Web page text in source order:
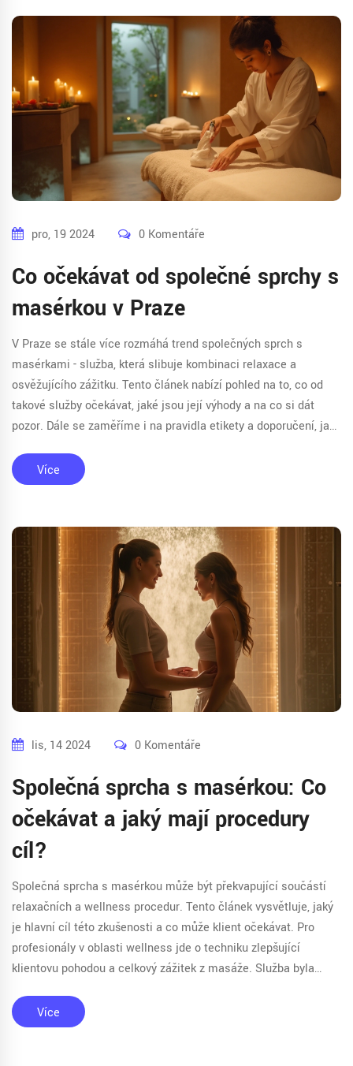
pro, 19 2024 0 Komentáře
Co očekávat od společné sprchy s
masérkou v Praze
V Praze se stále více rozmáhá trend společných sprch s
masérkami - služba, která slibuje kombinaci relaxace a
osvěžujícího zážitku. Tento článek nabízí pohled na to, co od
takové služby očekávat, jaké jsou její výhody a na co si dát
pozor. Dále se zaměříme i na pravidla etikety a doporučení, jak
aspekty tohoto moderního způsobu odpočinku.
Více
lis, 14 2024 0 Komentáře
Společná sprcha s masérkou: Co
očekávat a jaký mají procedury
cíl?
Společná sprcha s masérkou může být překvapující součástí
relaxačních a wellness procedur. Tento článek vysvětluje, jaký
je hlavní cíl této zkušenosti a co může klient očekávat. Pro
profesionály v oblasti wellness jde o techniku zlepšující
klientovu pohodou a celkový zážitek z masáže. Služba byla
důležité udržovat respekt a profesionální přístup.
Více